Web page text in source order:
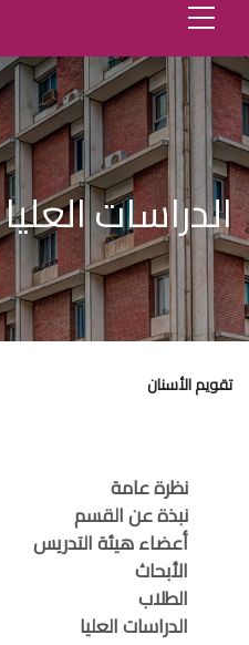
الدراسات العليا
تقويم الأسنان
نظرة عامة
نبذة عن القسم
أعضاء هيئة التدريس
الأبحاث
الطلاب
الدراسات العليا